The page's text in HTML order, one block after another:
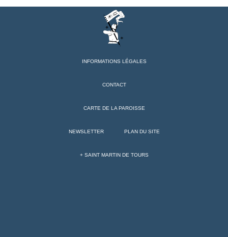
INFORMATIONS LÉGALES
CONTACT
CARTE DE LA PAROISSE
NEWSLETTER PLAN DU SITE
+ SAINT MARTIN DE TOURS